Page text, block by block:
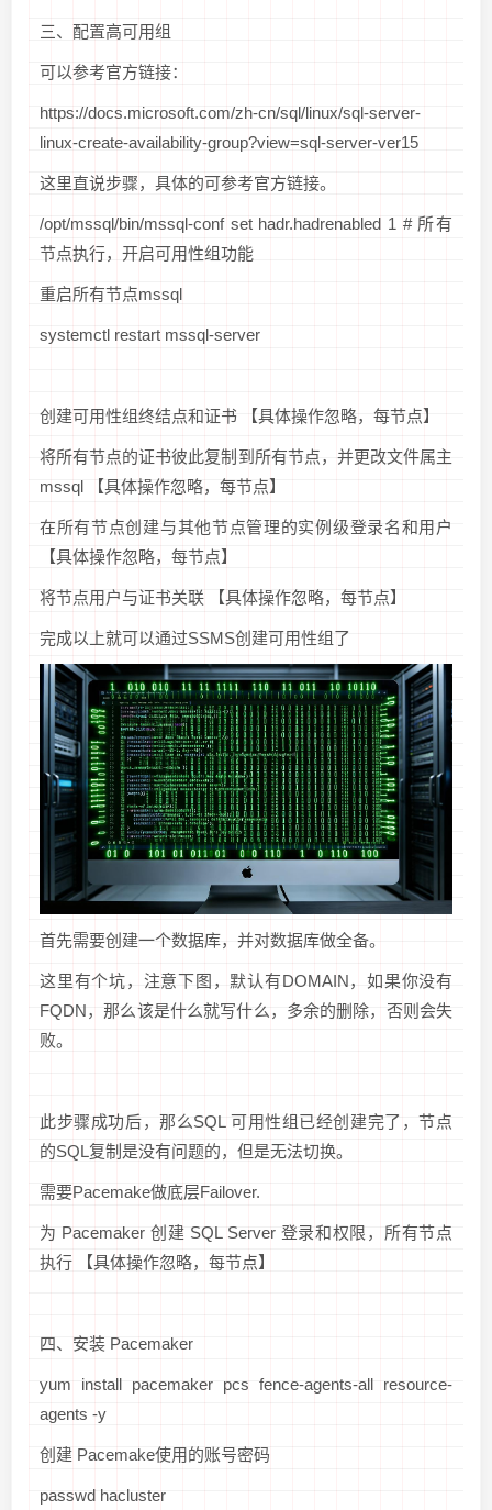
三、配置高可用组
可以参考官方链接：
https://docs.microsoft.com/zh-cn/sql/linux/sql-server-
linux-create-availability-group?view=sql-server-ver15
这里直说步骤，具体的可参考官方链接。
/opt/mssql/bin/mssql-conf set hadr.hadrenabled 1 # 所有
节点执行，开启可用性组功能
重启所有节点mssql
systemctl restart mssql-server
创建可用性组终结点和证书 【具体操作忽略，每节点】
将所有节点的证书彼此复制到所有节点，并更改文件属主
mssql 【具体操作忽略，每节点】
在所有节点创建与其他节点管理的实例级登录名和用户
【具体操作忽略，每节点】
将节点用户与证书关联 【具体操作忽略，每节点】
完成以上就可以通过SSMS创建可用性组了
首先需要创建一个数据库，并对数据库做全备。
这里有个坑，注意下图，默认有DOMAIN，如果你没有
FQDN，那么该是什么就写什么，多余的删除，否则会失
败。
此步骤成功后，那么SQL 可用性组已经创建完了，节点
的SQL复制是没有问题的，但是无法切换。
需要Pacemake做底层Failover.
为 Pacemaker 创建 SQL Server 登录和权限，所有节点
执行 【具体操作忽略，每节点】
四、安装 Pacemaker
yum install pacemaker pcs fence-agents-all resource-
agents -y
创建 Pacemake使用的账号密码
passwd hacluster